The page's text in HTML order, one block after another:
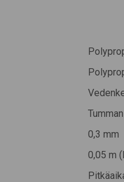
0,3 mm
0,05 m